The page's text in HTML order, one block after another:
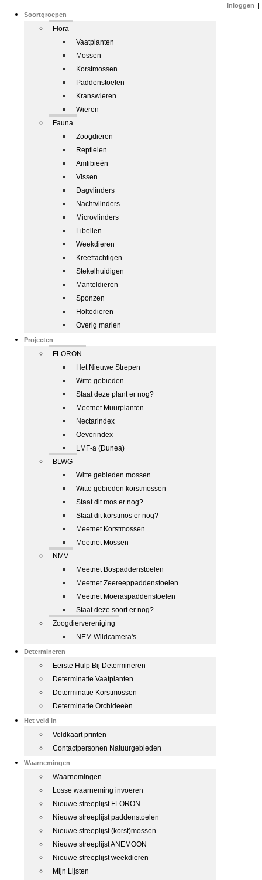
Soortgroepen
Flora
Vaatplanten
Mossen
Korstmossen
Paddenstoelen
Kranswieren
Wieren
Fauna
Zoogdieren
Reptielen
Amfibieën
Vissen
Dagvlinders
Nachtvlinders
Microvlinders
Libellen
Weekdieren
Kreeftachtigen
Stekelhuidigen
Manteldieren
Sponzen
Holtedieren
Overig marien
Projecten
FLORON
Het Nieuwe Strepen
Witte gebieden
Staat deze plant er nog?
Meetnet Muurplanten
Nectarindex
Oeverindex
LMF-a (Dunea)
BLWG
Witte gebieden mossen
Witte gebieden korstmossen
Staat dit mos er nog?
Staat dit korstmos er nog?
Meetnet Korstmossen
Meetnet Mossen
NMV
Meetnet Bospaddenstoelen
Meetnet Zeereeppaddenstoelen
Meetnet Moeraspaddenstoelen
Staat deze soort er nog?
Zoogdiervereniging
NEM Wildcamera's
Determineren
Eerste Hulp Bij Determineren
Determinatie Vaatplanten
Determinatie Korstmossen
Determinatie Orchideeën
Het veld in
Veldkaart printen
Contactpersonen Natuurgebieden
Waarnemingen
Waarnemingen
Losse waarneming invoeren
Nieuwe streeplijst FLORON
Nieuwe streeplijst paddenstoelen
Nieuwe streeplijst (korst)mossen
Nieuwe streeplijst ANEMOON
Nieuwe streeplijst weekdieren
Mijn Lijsten
Inloggen |